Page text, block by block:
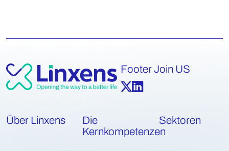
Footer Join US
Über Linxens
Die
Kernkompetenzen
Sektoren